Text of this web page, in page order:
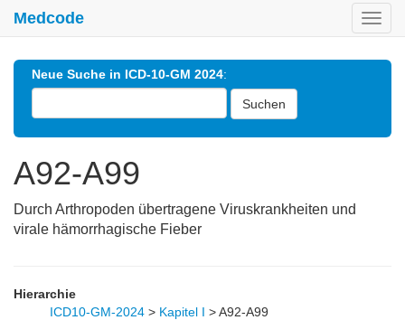
Medcode
Neue Suche in ICD-10-GM 2024:
Suchen
A92-A99
Durch Arthropoden übertragene Viruskrankheiten und
virale hämorrhagische Fieber
Hierarchie
ICD10-GM-2024 > Kapitel I >A92-A99